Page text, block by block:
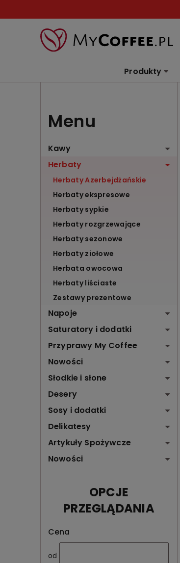
Produkty
Menu
Kawy
Herbaty
Herbaty Azerbejdżańskie
Herbaty ekspresowe
Herbaty sypkie
Herbaty rozgrzewające
Herbaty sezonowe
Herbaty ziołowe
Herbata owocowa
Herbaty liściaste
Zestawy prezentowe
Napoje
Saturatory i dodatki
Przyprawy My Coffee
Nowości
Słodkie i słone
Desery
Sosy i dodatki
Delikatesy
Artykuły Spożywcze
Nowości
OPCJE
PRZEGLĄDANIA
Cena
od